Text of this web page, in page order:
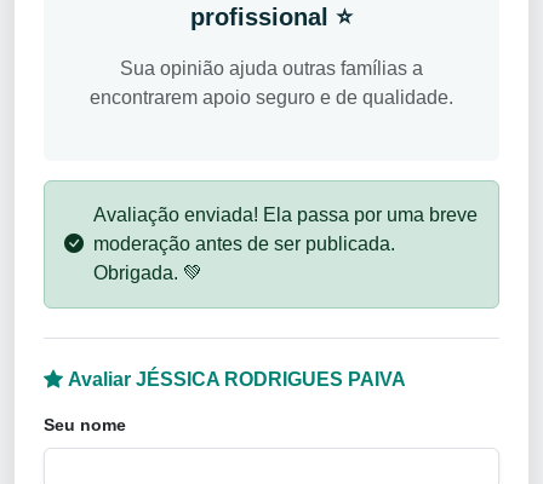
profissional ⭐
Sua opinião ajuda outras famílias a
encontrarem apoio seguro e de qualidade.
Avaliação enviada! Ela passa por uma breve
moderação antes de ser publicada.
Obrigada. 💚
Avaliar JÉSSICA RODRIGUES PAIVA
Seu nome